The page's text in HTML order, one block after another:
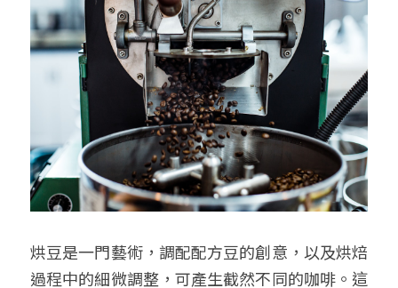
烘豆是一門藝術，調配配方豆的創意，以及烘焙
過程中的細微調整，可產生截然不同的咖啡。這